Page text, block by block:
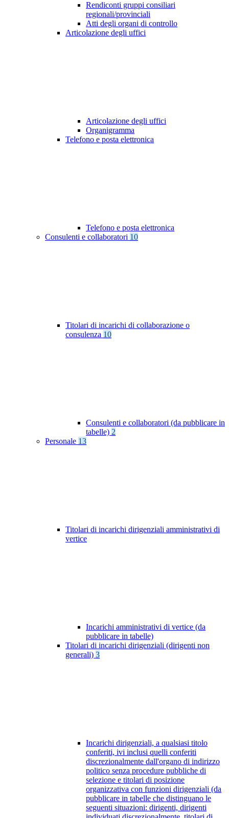
Rendiconti gruppi consiliari
regionali/provinciali
Atti degli organi di controllo
Articolazione degli uffici
Articolazione degli uffici
Organigramma
Telefono e posta elettronica
Telefono e posta elettronica
Consulenti e collaboratori 10
Titolari di incarichi di collaborazione o
consulenza 10
Consulenti e collaboratori (da pubblicare in
tabelle) 2
Personale 13
Titolari di incarichi dirigenziali amministrativi di
vertice
Incarichi amministrativi di vertice (da
pubblicare in tabelle)
Titolari di incarichi dirigenziali (dirigenti non
generali) 3
Incarichi dirigenziali, a qualsiasi titolo
conferiti, ivi inclusi quelli conferiti
discrezionalmente dall'organo di indirizzo
politico senza procedure pubbliche di
selezione e titolari di posizione
organizzativa con funzioni dirigenziali (da
pubblicare in tabelle che distinguano le
seguenti situazioni: dirigenti, dirigenti